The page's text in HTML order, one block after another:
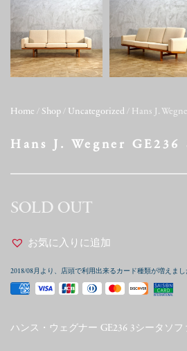
Home / Shop / Uncategorized / Hans J.
Hans J. Wegner GE236
SOLD OUT
お気に入りに追加
2018/08月より、店頭で利用出来るカード種類が増えまし
ハンス・ウェグナー GE236 3シータソフ